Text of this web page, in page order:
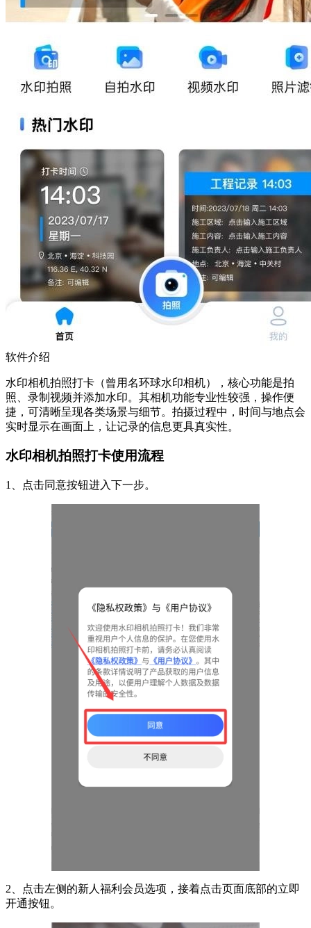
软件介绍
水印相机拍照打卡（曾用名环球水印相机），核心功能是拍
照、录制视频并添加水印。其相机功能专业性较强，操作便
捷，可清晰呈现各类场景与细节。拍摄过程中，时间与地点会
实时显示在画面上，让记录的信息更具真实性。
水印相机拍照打卡使用流程
1、点击同意按钮进入下一步。
2、点击左侧的新人福利会员选项，接着点击页面底部的立即
开通按钮。